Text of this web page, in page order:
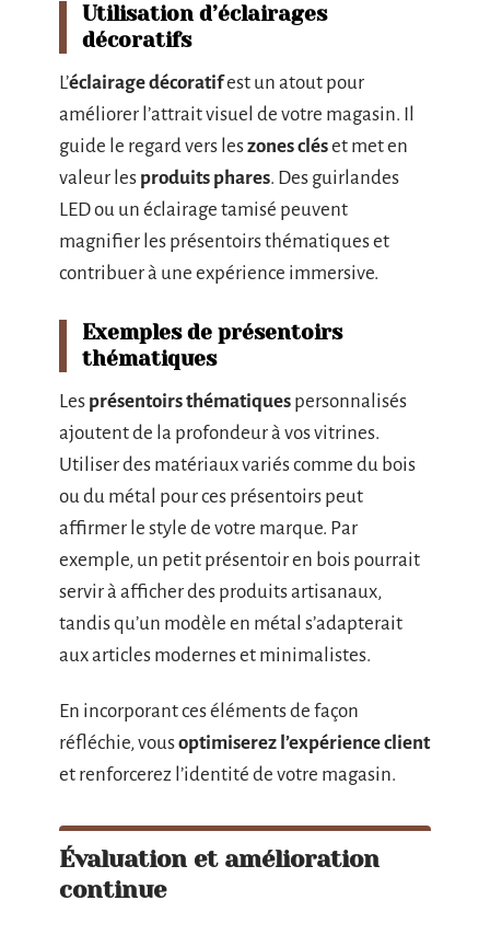
Utilisation d’éclairages
décoratifs
L’éclairage décoratifest un atout pour
améliorer l’attrait visuel de votre magasin. Il
guide le regard vers leszones cléset met en
valeur les produits phares. Des guirlandes
LED ou un éclairage tamisé peuvent
magnifier les présentoirs thématiques et
contribuer à une expérience immersive.
Exemples de présentoirs
thématiques
Les présentoirs thématiques personnalisés
ajoutent de la profondeur à vos vitrines.
Utiliser des matériaux variés comme du bois
ou du métal pour ces présentoirs peut
affirmer le style de votre marque. Par
exemple, un petit présentoir en bois pourrait
servir à afficher des produits artisanaux,
tandis qu’un modèle en métal s’adapterait
aux articles modernes et minimalistes.
En incorporant ces éléments de façon
réfléchie, vousoptimiserez l’expérience client
et renforcerez l’identité de votre magasin.
Évaluation et amélioration
continue